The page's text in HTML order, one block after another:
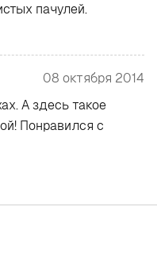
пачулей.
08 октября 2014
А здесь такое
Понравился с